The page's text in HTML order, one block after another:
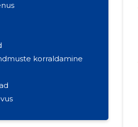
korraldamine